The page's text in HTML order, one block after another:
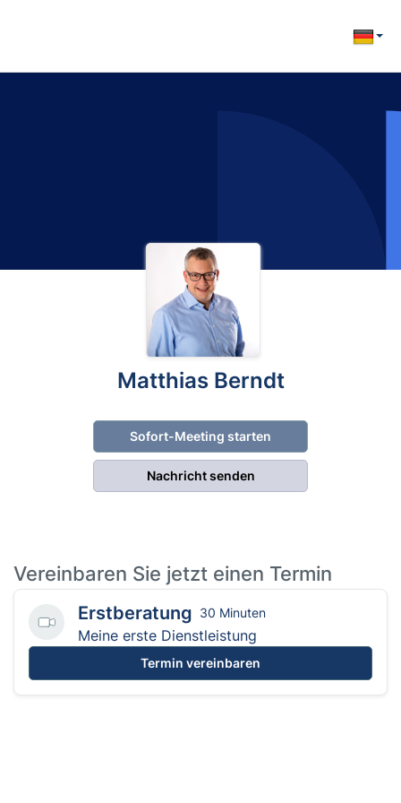
Matthias Berndt
Sofort-Meeting starten
Nachricht senden
Vereinbaren Sie jetzt einen Termin
Erstberatung 30 Minuten
Meine erste Dienstleistung
Termin vereinbaren